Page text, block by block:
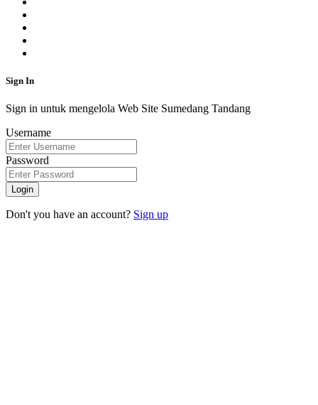
Sign In
Sign in untuk mengelola Web Site Sumedang Tandang
Username
Password
Login
Don't you have an account? Sign up